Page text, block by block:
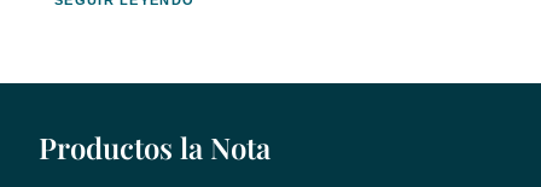
Productos la Nota